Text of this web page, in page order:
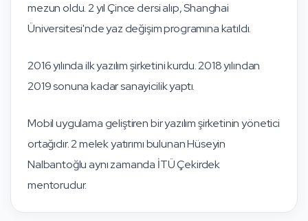
mezun oldu. 2 yıl Çince dersi alıp, Shanghai
Üniversitesi'nde yaz değişim programına katıldı.
2016 yılında ilk yazılım şirketini kurdu. 2018 yılından
2019 sonuna kadar sanayicilik yaptı.
Mobil uygulama geliştiren bir yazılım şirketinin yönetici
ortağıdır. 2 melek yatırımı bulunan Hüseyin
Nalbantoğlu aynı zamanda İTÜ Çekirdek
mentorudur.